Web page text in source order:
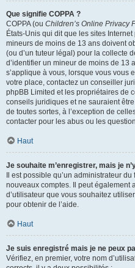
Que signifie COPPA ?
COPPA (ou Children’s Online Privacy
États-Unis qui dit que les sites
mineurs de moins de 13 ans doivent
(ou d’un tuteur légal) pour la collecte
d’identifier un mineur de moins de 13
s’applique à vous, lorsque vous vous
votre place, contactez un conseiller
phpBB Limited et les propriétaires de
conseils juridiques et ne sauraient
de toutes sortes, à l’exception de
contacter pour les abus ou les
Haut
Je souhaite m’enregistrer, mais je
Il est possible qu’un administrateur
nouveaux comptes. Il peut également
d’utilisateur que vous souhaitez
pour obtenir de l’aide.
Haut
Je suis enregistré mais je ne peux
Vérifiez, en premier, votre nom